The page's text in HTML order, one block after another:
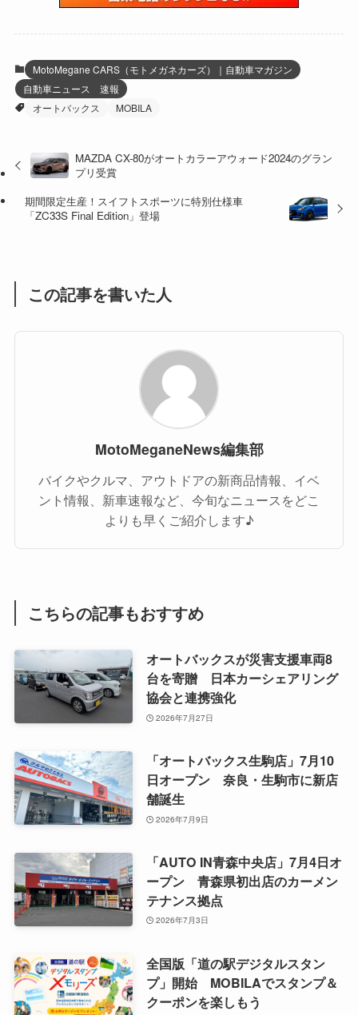
(47)
(20)
(16)
(1)
MotoMegane CARS（モトメガネカーズ）｜自動車マガジン
自動車ニュース 速報
オートバックス
MOBILA
MAZDA CX-80がオートカラーアウォード2024のグラン
プリ受賞
期間限定生産！スイフトスポーツに特別仕様車
「ZC33S Final Edition」登場
この記事を書いた人
MotoMeganeNews編集部
バイクやクルマ、アウトドアの新商品情報、イベ
ント情報、新車速報など、今旬なニュースをどこ
よりも早くご紹介します♪
こちらの記事もおすすめ
オートバックスが災害支援車両8
台を寄贈 日本カーシェアリング
協会と連携強化
2026年7月27日
「オートバックス生駒店」7月10
日オープン 奈良・生駒市に新店
舗誕生
2026年7月9日
「AUTO IN青森中央店」7月4日オ
ープン 青森県初出店のカーメン
テナンス拠点
2026年7月3日
全国版「道の駅デジタルスタン
プ」開始 MOBILAでスタンプ＆
クーポンを楽しもう